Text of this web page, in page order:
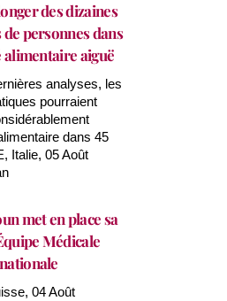
des dizaines
personnes dans
alimentaire aiguë
analyses, les
pourraient
dans 45
Italie, 05 Août
met en place sa
Médicale
04 Août